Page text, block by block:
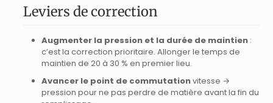
Leviers de correction
Augmenter la pression et la durée de maintien :
c’est la correction prioritaire. Allonger le temps de
maintien de 20 à 30 % en premier lieu.
Avancer le point de commutationvitesse →
pression pour ne pas perdre de matière avant la fin du